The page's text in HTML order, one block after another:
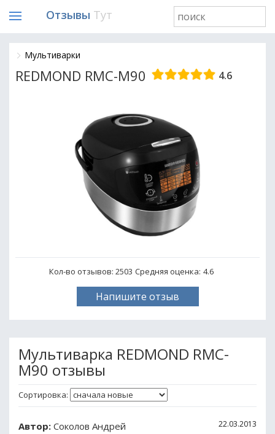
Отзывы Тут
Мультиварки
REDMOND RMC-M90 4.6
Кол-во отзывов: 2503 Средняя оценка: 4.6
Напишите отзыв
Мультиварка REDMOND RMC-
M90 отзывы
Сортировка:
Автор: Соколов Андрей 22.03.2013